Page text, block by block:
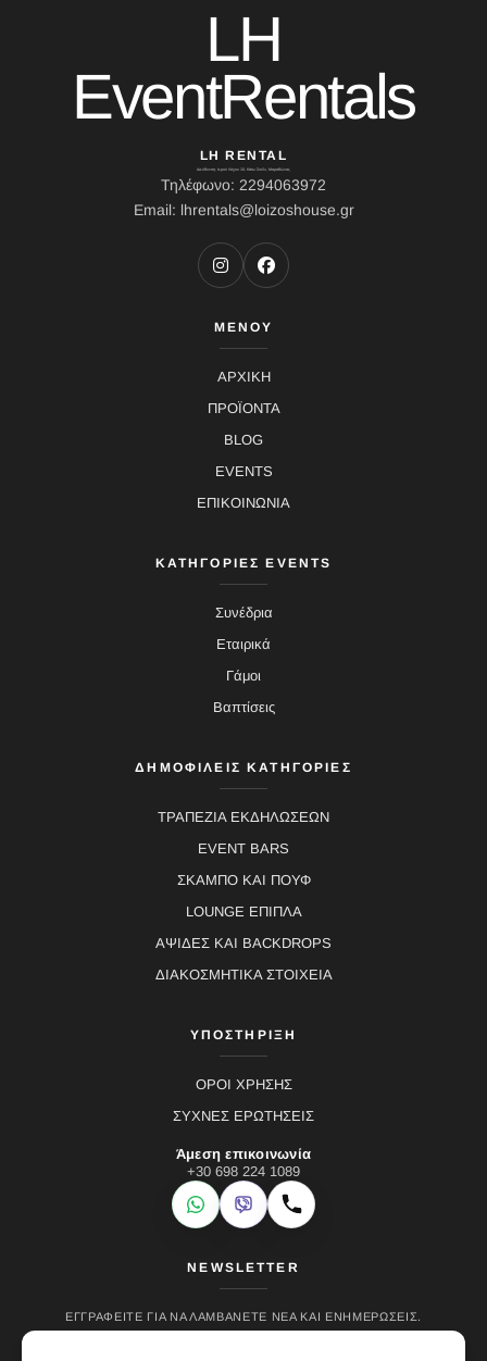
LH
EventRentals
LH RENTAL
Διεύθυνση: Ιερού Λόχου 10, Κάτω Σούλι, Μαραθώνας
Τηλέφωνο: 2294063972
Email: lhrentals@loizoshouse.gr
ΜΕΝΟΥ
ΑΡΧΙΚΗ
ΠΡΟΪΟΝΤΑ
BLOG
EVENTS
ΕΠΙΚΟΙΝΩΝΙΑ
ΚΑΤΗΓΟΡΙΕΣ EVENTS
Συνέδρια
Εταιρικά
Γάμοι
Βαπτίσεις
ΔΗΜΟΦΙΛΕΙΣ ΚΑΤΗΓΟΡΙΕΣ
ΤΡΑΠΕΖΙΑ ΕΚΔΗΛΩΣΕΩΝ
EVENT BARS
ΣΚΑΜΠΟ ΚΑΙ ΠΟΥΦ
LOUNGE ΕΠΙΠΛΑ
ΑΨΙΔΕΣ ΚΑΙ BACKDROPS
ΔΙΑΚΟΣΜΗΤΙΚΑ ΣΤΟΙΧΕΙΑ
ΥΠΟΣΤΗΡΙΞΗ
ΟΡΟΙ ΧΡΗΣΗΣ
ΣΥΧΝΕΣ ΕΡΩΤΗΣΕΙΣ
Άμεση επικοινωνία
+30 698 224 1089
WhatsApp
Viber Κλήση
NEWSLETTER
ΕΓΓΡΑΦΕΊΤΕ ΓΙΑ ΝΑ ΛΑΜΒΆΝΕΤΕ ΝΈΑ ΚΑΙ ΕΝΗΜΕΡΏΣΕΙΣ.